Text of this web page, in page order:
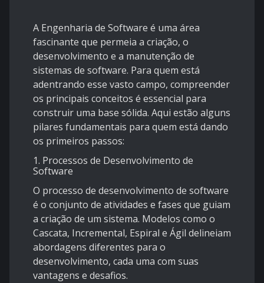
A Engenharia de Software é uma área
fascinante que permeia a criação, o
desenvolvimento e a manutenção de
sistemas de software. Para quem está
adentrando esse vasto campo, compreender
os principais conceitos é essencial para
construir uma base sólida. Aqui estão alguns
pilares fundamentais para quem está dando
os primeiros passos:
1. Processos de Desenvolvimento de
Software
O processo de desenvolvimento de software
é o conjunto de atividades e fases que guiam
a criação de um sistema. Modelos como o
Cascata, Incremental, Espiral e Ágil delineiam
abordagens diferentes para o
desenvolvimento, cada uma com suas
vantagens e desafios.